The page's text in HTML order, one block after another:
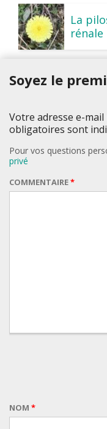
La
rénale
Soyez le
Votre adresse e-mail
obligatoires sont
Pour vos questions
privé
COMMENTAIRE*
NOM *